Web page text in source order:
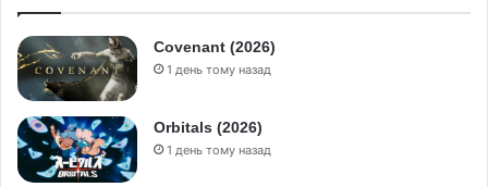
Covenant (2026)
1 день тому назад
Orbitals (2026)
1 день тому назад